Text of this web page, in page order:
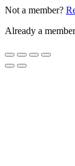
Not a member?
Already a